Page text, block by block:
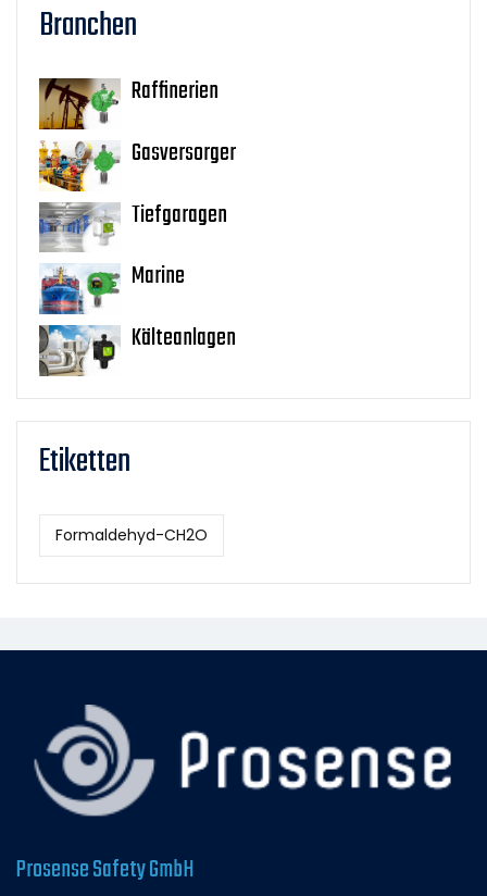
Branchen
Raffinerien
Gasversorger
Tiefgaragen
Marine
Kälteanlagen
Etiketten
Formaldehyd-CH2O
Prosense Safety GmbH